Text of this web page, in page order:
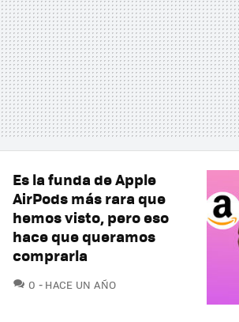
Es la funda de Apple
AirPods más rara que
hemos visto, pero eso
hace que queramos
comprarla
0 COMENTARIOS
HACE UN AÑO